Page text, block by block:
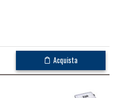
Acquista